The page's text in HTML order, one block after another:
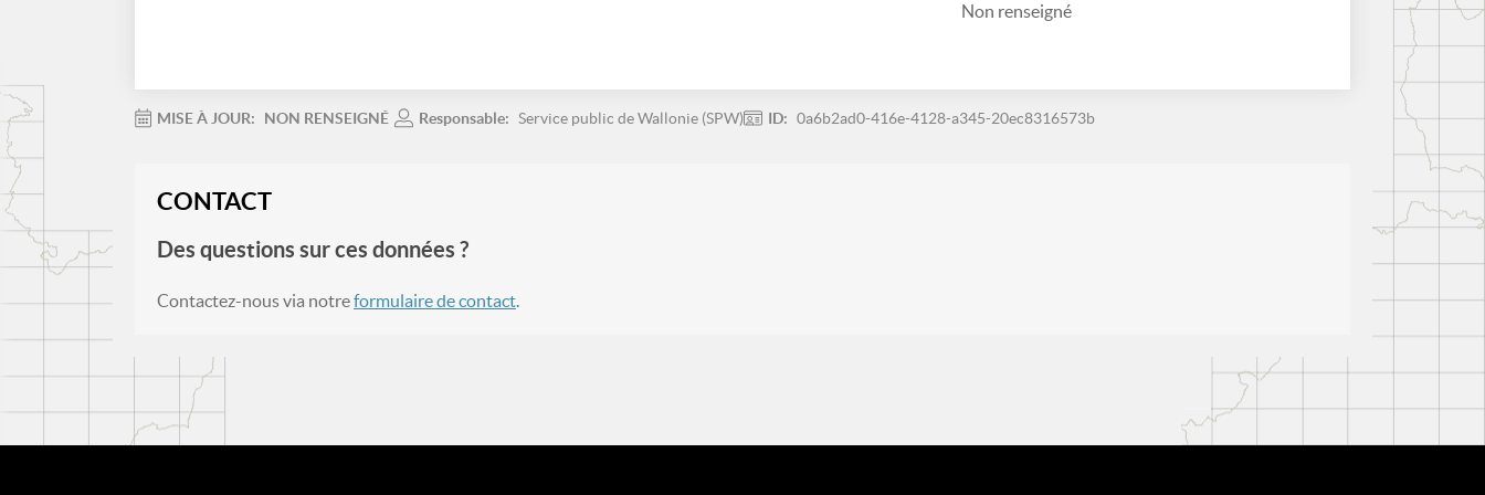
Non renseigné
MISE À JOUR: NON RENSEIGNÉ Responsable: Service public de Wallonie (SPW) ID: 0a6b2ad0-416e-4128-a345-20ec8316573b
CONTACT
Des questions sur ces données ?
Contactez-nous via notreformulaire de contact.